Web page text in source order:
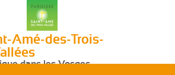
Amé-des-Trois-
dans les Vosges